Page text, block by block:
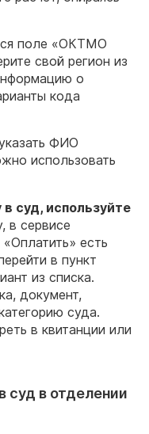
поле «ОКТМО
свой регион из
о
кода
ФИО
использовать
в суд, используйте
в сервисе
есть
в пункт
из списка.
документ,
суда.
в квитанции или
суд в отделении